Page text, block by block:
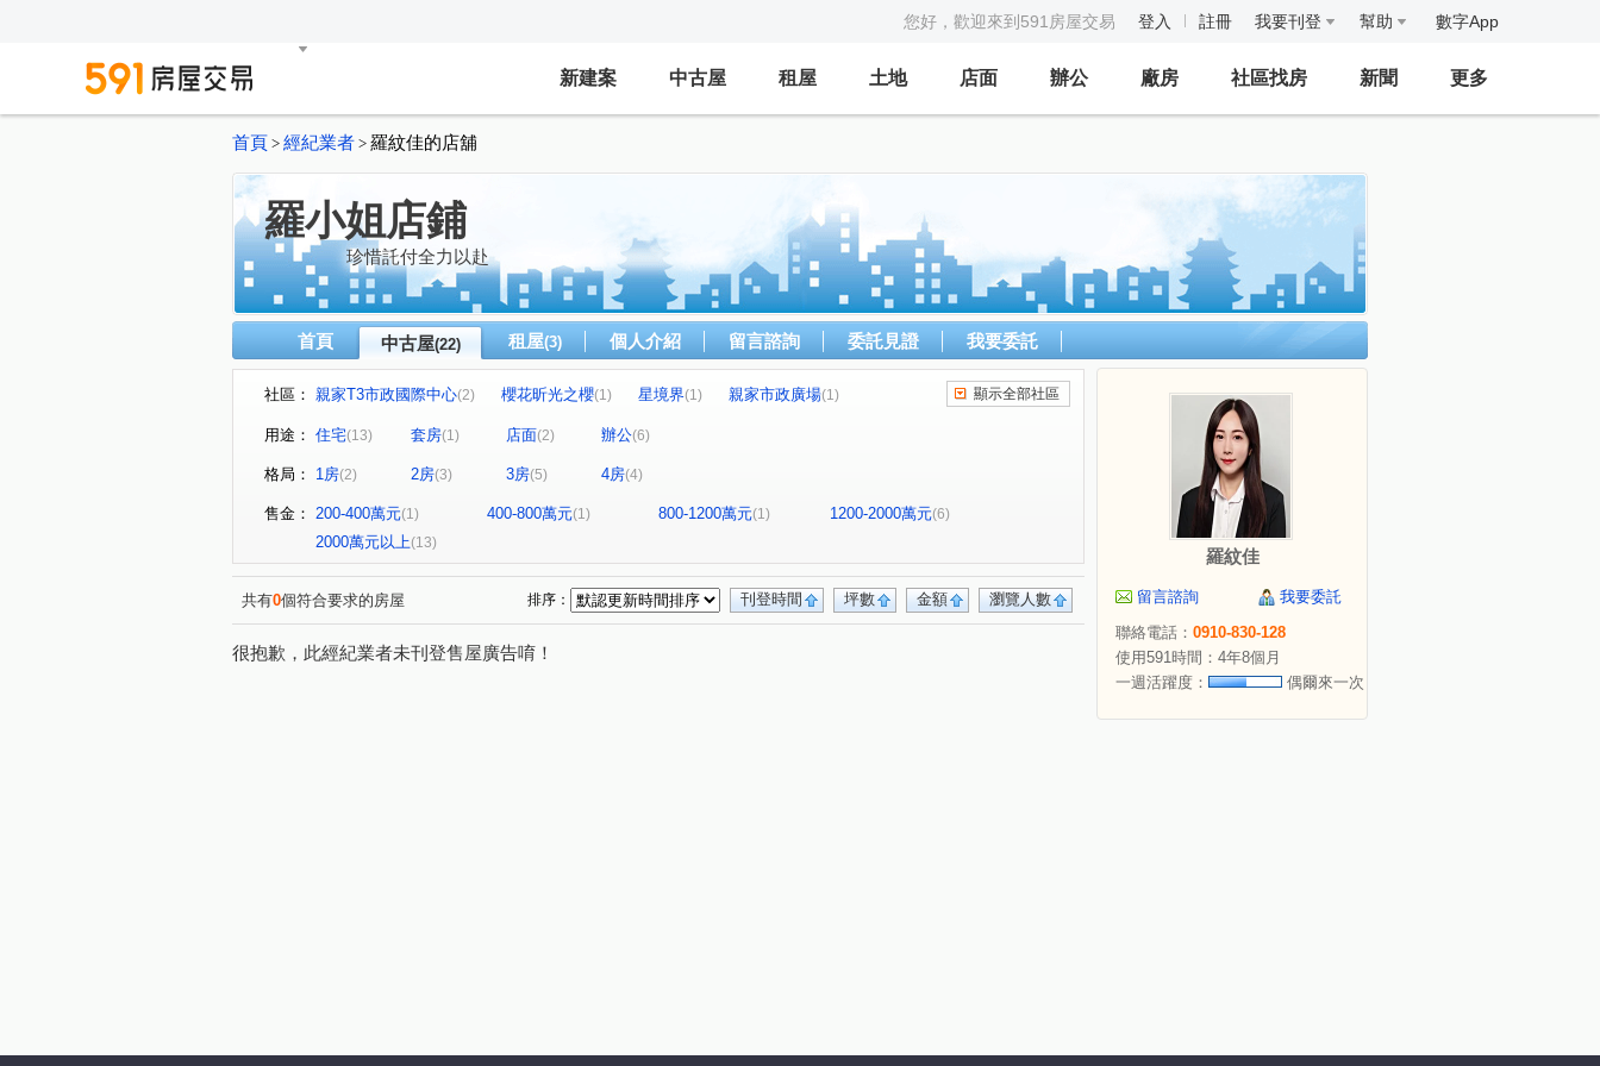
您好，歡迎來到591房屋交易 登入 註冊 我要刊登 幫助 數字App
新建案 中古屋 租屋 土地 店面 辦公 廠房 社區找房 新聞 更多
首頁 > 經紀業者 > 羅紋佳的店舖
羅小姐店鋪
珍惜託付全力以赴
首頁 中古屋(22) 租屋(3) 個人介紹 留言諮詢 委託見證 我要委託
社區： 親家T3市政國際中心(2) 櫻花昕光之櫻(1) 星境界(1) 親家市政廣場(1)
NTC國家商貿中心 惠宇一森青 鼎泰中城
名媛貴族 遠雄一品 世紀雲品 (1) 聯華山莊
國聚之丘(1) 育才路(1) 公園東路(1) 市政北七路
市政北二路 (1)
臺灣大道三段(1) 惠中路(1) 三民路三段(1) 臺灣大道二段(1) 公益路(1)
大墩十二街(1) 文華路(1) 育樂街(1) 嵩翠路(1) 華美西街一段
梅川南街(1)
顯示全部社區
用途： 住宅(13) 套房(1) 店面(2) 辦公(6)
格局： 1房(2) 2房(3) 3房(5) 4房(4)
售金： 200-400萬元(1) 400-800萬元(1) 800-1200萬元(1) 1200-2000萬元(6)
2000萬元以上(13)
共有0個符合要求的房屋 瀏覽人數
金額
坪數
刊登時間
排序：
很抱歉，此經紀業者未刊登售屋廣告唷！
羅紋佳
留言諮詢
我要委託
聯絡電話： 0910-830-128
使用591時間：4年8個月
一週活躍度：
偶爾來一次